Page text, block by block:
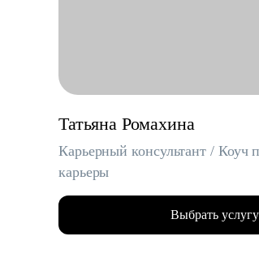
Татьяна Ромахина
Карьерный консультант / Коуч
карьеры
Выбрать услугу